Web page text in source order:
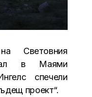
Световния
в Маями
спечели
проект“.